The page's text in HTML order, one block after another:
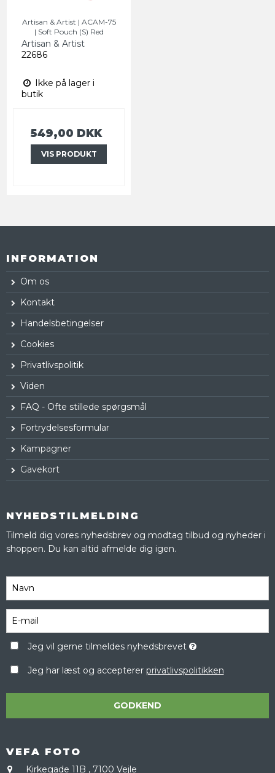
Artisan & Artist | ACAM-75
| Soft Pouch (S) Red
Artisan & Artist
22686
Ikke på lager i
butik
549,00 DKK
VIS PRODUKT
INFORMATION
Om os
Kontakt
Handelsbetingelser
Cookies
Privatlivspolitik
Viden
FAQ - Ofte stillede spørgsmål
Fortrydelsesformular
Kampagner
Gavekort
NYHEDSTILMELDING
Tilmeld dig vores nyhedsbrev og modtag tilbud og nyheder i
shoppen. Du kan altid afmelde dig igen.
Jeg vil gerne tilmeldes nyhedsbrevet
Jeg har læst og accepterer privatlivspolitikken
GODKEND
VEFA FOTO
Kirkegade 11B , 7100 Vejle